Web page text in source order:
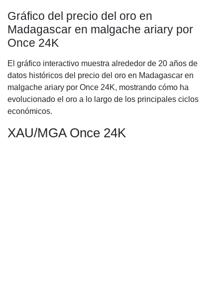
Gráfico del precio del oro en
Madagascar en malgache ariary por
Once 24K
El gráfico interactivo muestra alrededor de 20 años de
datos históricos del precio del oro en Madagascar en
malgache ariary por Once 24K, mostrando cómo ha
evolucionado el oro a lo largo de los principales ciclos
económicos.
XAU/MGA Once 24K